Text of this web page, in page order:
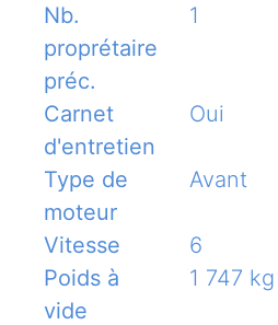
Nb.
proprétaire
préc.
1
Carnet
d'entretien
Oui
Type de
moteur
Avant
Vitesse
6
Poids à
vide
1 747 kg